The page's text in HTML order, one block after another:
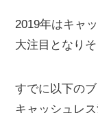
2019年はキャ
大注目となりそ
すでに以下の
キャッシュレ